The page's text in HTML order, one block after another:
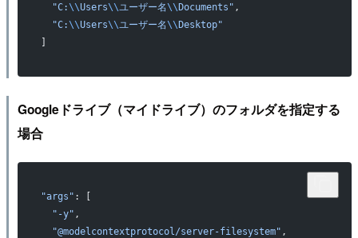
  "C:
\\Users\\ ユーザー名\\Documents" ,
  "C:
\\Users\\ ユーザー名\\Desktop"
]
Googleドライブ（マイドライブ）のフォルダを指定する
場合
"args" : [
  "-y"
,
  "@modelcontextprotocol/server-filesystem"
,